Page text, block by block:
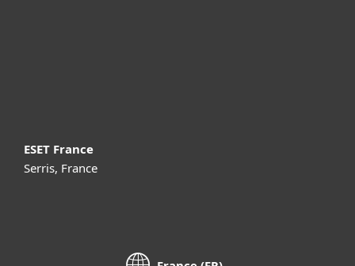
ESET France
Serris, France